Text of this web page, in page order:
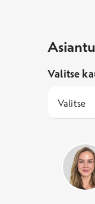
Valitse
Valitse